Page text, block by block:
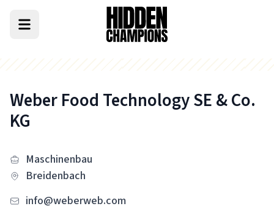
Weber Food Technology SE & Co.
KG
Maschinenbau
Breidenbach
info@weberweb.com